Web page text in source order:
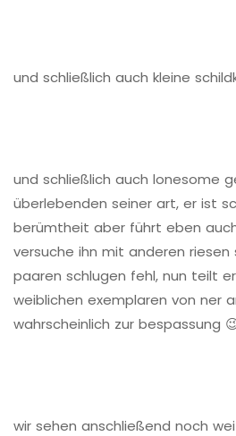
und schließlich auch kleine
und schließlich auch lonesome
überlebenden seiner art, er ist
berümtheit aber führt eben
versuche ihn mit anderen
paaren schlugen fehl, nun teilt
weiblichen exemplaren von ner
wahrscheinlich zur bespassung
wir sehen anschließend noch